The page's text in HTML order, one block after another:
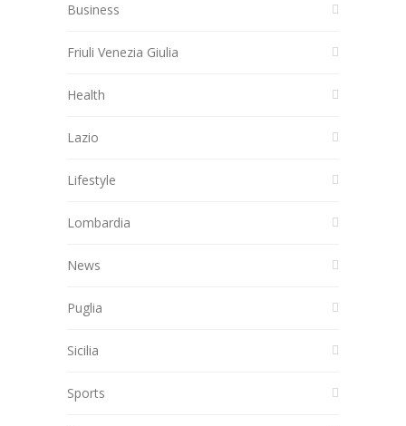
Business
Friuli Venezia Giulia
Health
Lazio
Lifestyle
Lombardia
News
Puglia
Sicilia
Sports